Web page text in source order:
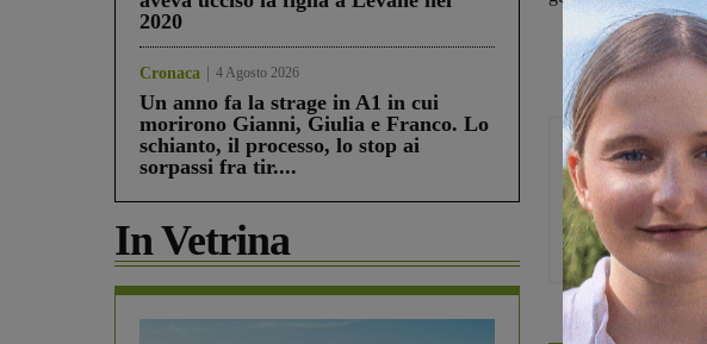
2020
Cronaca 4 Agosto 2026
Un anno fa la strage in A1 in cui
morirono Gianni, Giulia e Franco. Lo
schianto, il processo, lo stop ai
sorpassi fra tir....
In Vetrina